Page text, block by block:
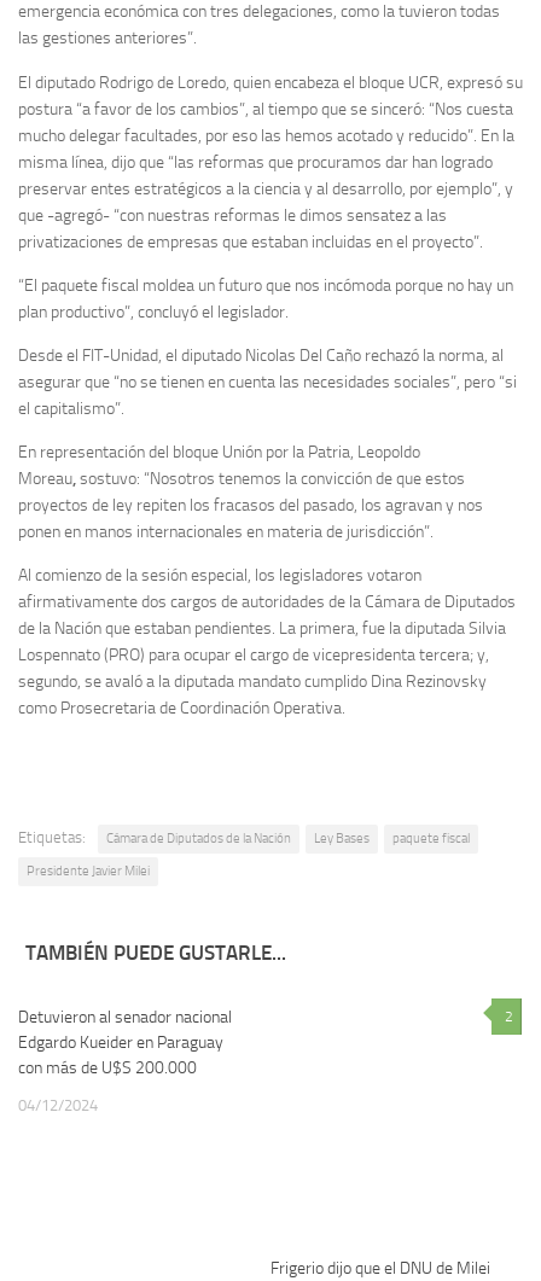
emergencia económica con tres delegaciones, como la tuvieron todas
las gestiones anteriores”.
El diputado Rodrigo de Loredo, quien encabeza el bloque UCR, expresó su
postura “a favor de los cambios”, al tiempo que se sinceró: “Nos cuesta
mucho delegar facultades, por eso las hemos acotado y reducido”. En la
misma línea, dijo que “las reformas que procuramos dar han logrado
preservar entes estratégicos a la ciencia y al desarrollo, por ejemplo”, y
que -agregó- “con nuestras reformas le dimos sensatez a las
privatizaciones de empresas que estaban incluidas en el proyecto”.
“El paquete fiscal moldea un futuro que nos incómoda porque no hay un
plan productivo”, concluyó el legislador.
Desde el FIT-Unidad, el diputado Nicolas Del Caño rechazó la norma, al
asegurar que “no se tienen en cuenta las necesidades sociales”, pero “si
el capitalismo”.
En representación del bloque Unión por la Patria, Leopoldo
Moreau,sostuvo: “Nosotros tenemos la convicción de que estos
proyectos de ley repiten los fracasos del pasado, los agravan y nos
ponen en manos internacionales en materia de jurisdicción”.
Al comienzo de la sesión especial, los legisladores votaron
afirmativamente dos cargos de autoridades de la Cámara de Diputados
de la Nación que estaban pendientes. La primera, fue la diputada Silvia
Lospennato (PRO) para ocupar el cargo de vicepresidenta tercera; y,
segundo, se avaló a la diputada mandato cumplido Dina Rezinovsky
como Prosecretaria de Coordinación Operativa.
Etiquetas: Cámara de Diputados de la Nación Ley Bases paquete fiscal
Presidente Javier Milei
TAMBIÉN PUEDE GUSTARLE...
Detuvieron al senador nacional
Edgardo Kueider en Paraguay
con más de U$S 200.000
04/12/2024
2
Frigerio dijo que el DNU de Milei